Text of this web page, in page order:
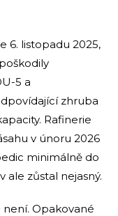
6. listopadu 2025,
5 a
zhruba
Rafinerie
v únoru 2026
minimálně do
ale zůstal nejasný.
Opakované